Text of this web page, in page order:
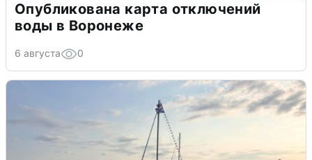
Опубликована карта отключений
воды в Воронеже
6 августа 0